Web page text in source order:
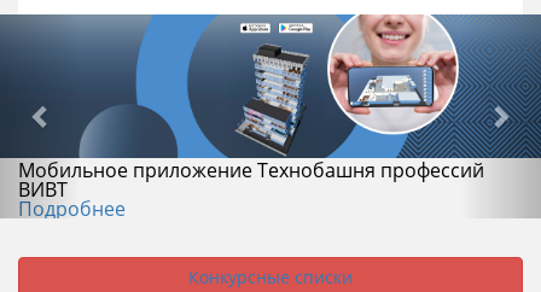
Мобильное приложение Технобашня профессий
ВИВТ
Подробнее
Конкурсные списки